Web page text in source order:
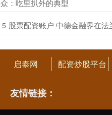
众：吃里扒外的典型
5 股票配资账户 中德金融界在
启泰网 配资炒股平台
友情链接：